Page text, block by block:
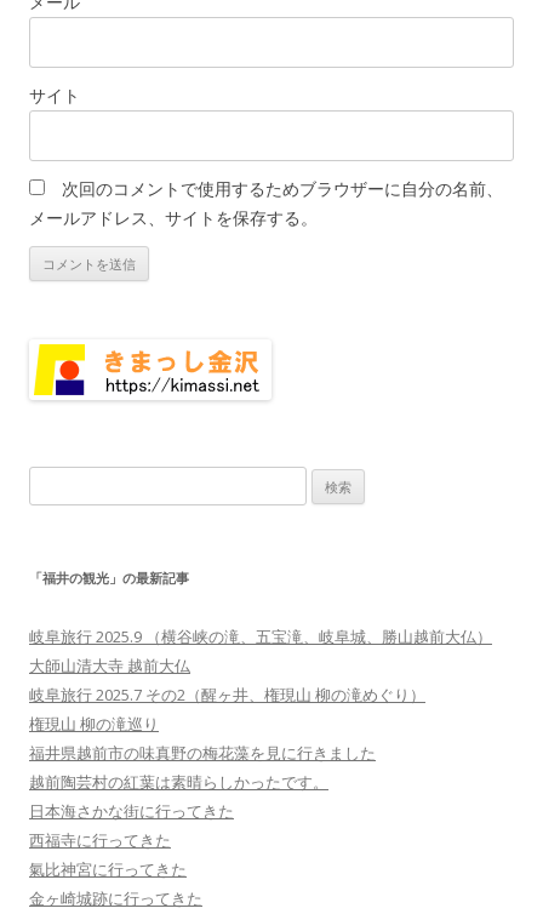
サイト
次回のコメントで使用するためブラウザーに自分の名前、
メールアドレス、サイトを保存する。
索:
「福井の観光」の最新記事
岐阜旅行 2025.9 （横谷峡の滝、五宝滝、岐阜城、勝山越前大仏）
大師山清大寺 越前大仏
岐阜旅行 2025.7 その2（醒ヶ井、権現山 柳の滝めぐり）
権現山 柳の滝巡り
福井県越前市の味真野の梅花藻を見に行きました
越前陶芸村の紅葉は素晴らしかったです。
日本海さかな街に行ってきた
西福寺に行ってきた
氣比神宮に行ってきた
金ヶ崎城跡に行ってきた